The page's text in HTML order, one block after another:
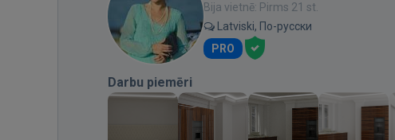
Bija vietnē: Pirms 21 st.
Latviski, По-русски
PRO
Darbu piemēri